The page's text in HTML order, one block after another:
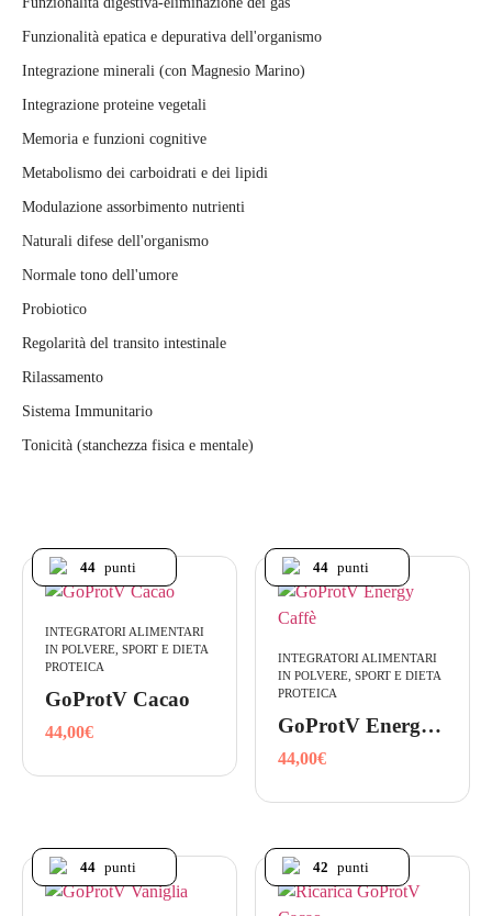
Funzionalità epatica e depurativa dell'organismo
Integrazione minerali (con Magnesio Marino)
Integrazione proteine vegetali
Memoria e funzioni cognitive
Metabolismo dei carboidrati e dei lipidi
Modulazione assorbimento nutrienti
Naturali difese dell'organismo
Normale tono dell'umore
Probiotico
Regolarità del transito intestinale
Rilassamento
Sistema Immunitario
Tonicità (stanchezza fisica e mentale)
INTEGRATORI ALIMENTARI
IN POLVERE, SPORT E DIETA
PROTEICA
GoProtV Cacao
44,00€
44 punti
INTEGRATORI ALIMENTARI
IN POLVERE, SPORT E DIETA
PROTEICA
GoProtV Energy Caffè
44,00€
44 punti
44 punti 42 punti